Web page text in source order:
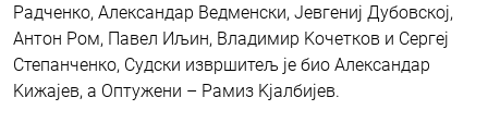
Радченко, Александар Ведменски, Јевгениј Дубовској,
Антон Ром, Павел Иљин, Владимир Kочетков и Сергеј
Степанченко, Судски извршитељ је био Александар
Kижајев, а Оптужени – Рамиз Kјалбијев.